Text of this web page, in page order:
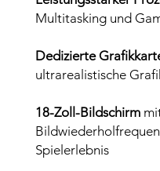
Multitasking und
Dedizierte
ultrarealistische
18-Zoll-Bildschirm
Spielerlebnis